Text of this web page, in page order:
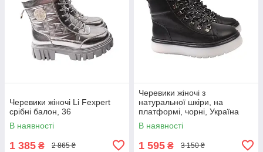
Черевики жіночі Li Fexpert
срібні балон, 36
В наявності
1 385 ₴ 2 865 ₴
Черевики жіночі з
натуральної шкіри, на
платформі, чорні, Україна
Kento, 35
В наявності
1 595 ₴ 3 150 ₴